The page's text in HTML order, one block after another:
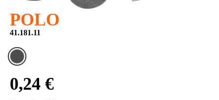
POLO
41.181.11
0,24 €